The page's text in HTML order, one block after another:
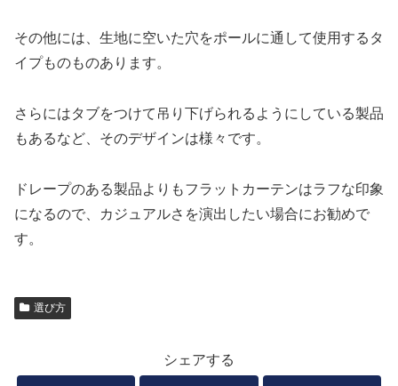
その他には、生地に空いた穴をポールに通して使用するタ
イプものものあります。
さらにはタブをつけて吊り下げられるようにしている製品
もあるなど、そのデザインは様々です。
ドレープのある製品よりもフラットカーテンはラフな印象
になるので、カジュアルさを演出したい場合にお勧めで
す。
選び方
シェアする